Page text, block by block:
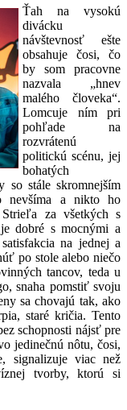
Ťah na vysokú
divácku
návštevnosť ešte
obsahuje čosi, čo
by som pracovne
nazvala „hnev
malého človeka“.
Lomcuje ním pri
pohľade na
rozvrátenú
politickú scénu, jej
bohatých
so stále skromnejším
nevšíma a nikto ho
za všetkých s
dobré s mocnými a
na jednej a
po stole alebo niečo
tancov, teda u
snaha pomstiť svoju
sa chovajú tak, ako
staré kričia. Tento
schopnosti nájsť pre
jedinečnú nôtu, čosi,
signalizuje viac než
tvorby, ktorú si